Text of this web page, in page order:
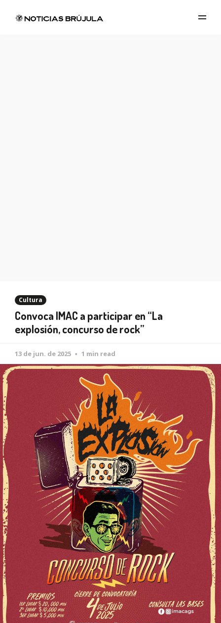
Cultura
Convoca IMAC a participar en “La
explosión, concurso de rock”
13 de jun. de 2025 1 min read